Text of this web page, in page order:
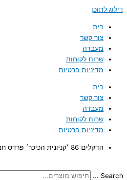
דילוג לתוכן
בית
צור קשר
מעבדה
שרות לקוחות
מדיניות פרטיות
בית
צור קשר
מעבדה
שרות לקוחות
מדיניות פרטיות
הדקלים 86 ׳קניונית הכיכר׳ פרדס חנה
Search ...